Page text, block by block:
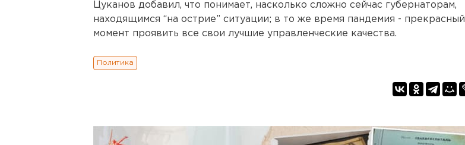
Цуканов добавил, что понимает, насколько сложно сейчас губернаторам,
находящимся “на острие” ситуации; в то же время пандемия - прекрасный
момент проявить все свои лучшие управленческие качества.
Политика